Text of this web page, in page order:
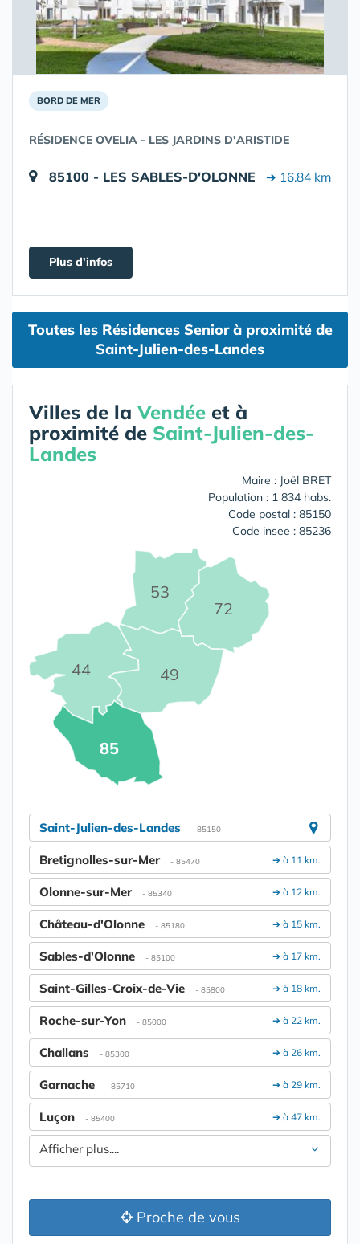
BORD DE MER
RÉSIDENCE OVELIA - LES JARDINS D'ARISTIDE
85100 - LES SABLES-D'OLONNE ➔ 16.84 km
Plus d'infos
Toutes les Résidences Senior à proximité de
Saint-Julien-des-Landes
Villes de laVendée et à
proximité de Saint-Julien-des-
Landes
Maire : Joël BRET
Population : 1 834 habs.
Code postal : 85150
Code insee : 85236
44 49
53
72
85
Saint-Julien-des-Landes - 85150
➔ à 11 km.
Bretignolles-sur-Mer - 85470
➔ à 12 km.
Olonne-sur-Mer - 85340
➔ à 15 km.
Château-d'Olonne - 85180
➔ à 17 km.
Sables-d'Olonne - 85100
➔ à 18 km.
Saint-Gilles-Croix-de-Vie - 85800
➔ à 22 km.
Roche-sur-Yon - 85000
➔ à 26 km.
Challans - 85300
➔ à 29 km.
Garnache - 85710
➔ à 47 km.
Luçon - 85400
Afficher plus....
Proche de vous